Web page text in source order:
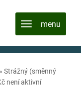
» Strážný (směnný
není aktivní